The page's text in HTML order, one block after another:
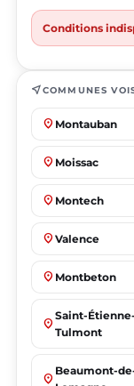
Conditions
near_meCOMMUNES
place Montauban
place Moissac
place Montech
place Valence
place Montbeton
place
Saint-
Tulmont
place
Beaumont-